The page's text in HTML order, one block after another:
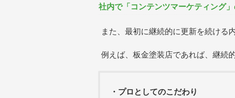
社内で「コンテンツマーケティング
また、最初に継続的に更新を続ける
例えば、板金塗装店であれば、継続
・プロとしてのこだわり